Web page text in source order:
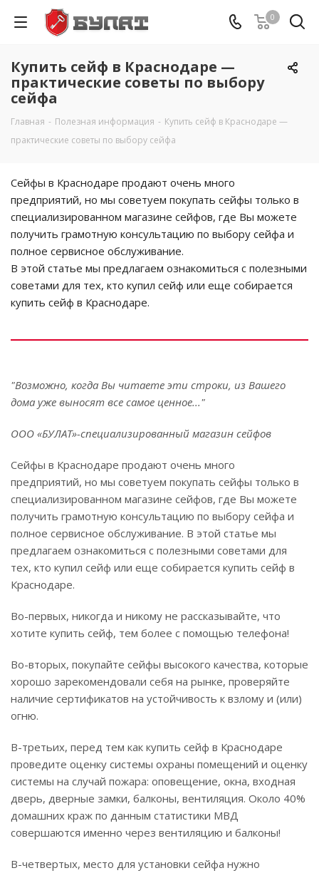
0
Купить сейф в Краснодаре —
практические советы по выбору
сейфа
Главная - Полезная информация - Купить сейф в Краснодаре —
практические советы по выбору сейфа
Сейфы в Краснодаре продают очень много
предприятий, но мы советуем покупать сейфы только в
специализированном магазине сейфов, где Вы можете
получить грамотную консультацию по выбору сейфа и
полное сервисное обслуживание.
В этой статье мы предлагаем ознакомиться с полезными
советами для тех, кто купил сейф или еще собирается
купить сейф в Краснодаре.
"Возможно, когда Вы читаете эти строки, из Вашего
дома уже выносят все самое ценное..."
ООО «БУЛАТ»-специализированный магазин сейфов
Сейфы в Краснодаре продают очень много
предприятий, но мы советуем покупать сейфы только в
специализированном магазине сейфов, где Вы можете
получить грамотную консультацию по выбору сейфа и
полное сервисное обслуживание. В этой статье мы
предлагаем ознакомиться с полезными советами для
тех, кто купил сейф или еще собирается купить сейф в
Краснодаре.
Во-первых, никогда и никому не рассказывайте, что
хотите купить сейф, тем более с помощью телефона!
Во-вторых, покупайте сейфы высокого качества, которые
хорошо зарекомендовали себя на рынке, проверяйте
наличие сертификатов на устойчивость к взлому и (или)
огню.
В-третьих, перед тем как купить сейф в Краснодаре
проведите оценку системы охраны помещений и оценку
системы на случай пожара: оповещение, окна, входная
дверь, дверные замки, балконы, вентиляция. Около 40%
домашних краж по данным статистики МВД
совершаются именно через вентиляцию и балконы!
В-четвертых, место для установки сейфа нужно